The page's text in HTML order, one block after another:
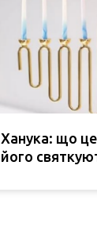
Ханука: що це
його